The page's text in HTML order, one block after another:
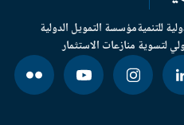
مؤسسة التمويل الدولية
لتسوية منازعات الاستثمار